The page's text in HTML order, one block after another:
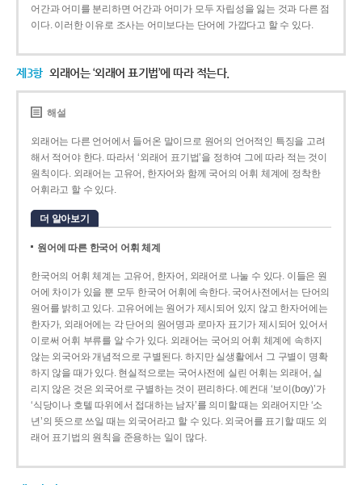
어간과 어미를 분리하면 어간과 어미가 모두 자립성을 잃는 것과 다른 점
이다. 이러한 이유로 조사는 어미보다는 단어에 가깝다고 할 수 있다.
제3항 외래어는 ‘외래어 표기법’에 따라 적는다.
해설
외래어는 다른 언어에서 들어온 말이므로 원어의 언어적인 특징을 고려
해서 적어야 한다. 따라서 ‘외래어 표기법’을 정하여 그에 따라 적는 것이
원칙이다. 외래어는 고유어, 한자어와 함께 국어의 어휘 체계에 정착한
어휘라고 할 수 있다.
더 알아보기
원어에 따른 한국어 어휘 체계
한국어의 어휘 체계는 고유어, 한자어, 외래어로 나눌 수 있다. 이들은 원
어에 차이가 있을 뿐 모두 한국어 어휘에 속한다. 국어사전에서는 단어의
원어를 밝히고 있다. 고유어에는 원어가 제시되어 있지 않고 한자어에는
한자가, 외래어에는 각 단어의 원어명과 로마자 표기가 제시되어 있어서
이로써 어휘 부류를 알 수가 있다. 외래어는 국어의 어휘 체계에 속하지
않는 외국어와 개념적으로 구별된다. 하지만 실생활에서 그 구별이 명확
하지 않을 때가 있다. 현실적으로는 국어사전에 실린 어휘는 외래어, 실
리지 않은 것은 외국어로 구별하는 것이 편리하다. 예컨대 ‘보이(boy)’가
‘식당이나 호텔 따위에서 접대하는 남자’를 의미할 때는 외래어지만 ‘소
년’의 뜻으로 쓰일 때는 외국어라고 할 수 있다. 외국어를 표기할 때도 외
래어 표기법의 원칙을 준용하는 일이 많다.